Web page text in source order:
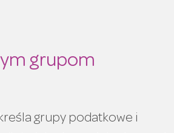
grupom
grupy podatkowe i